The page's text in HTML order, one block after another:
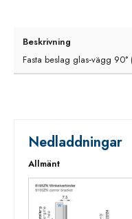
Beskrivning
Fasta beslag glas‑vägg
Nedladdningar
Allmänt